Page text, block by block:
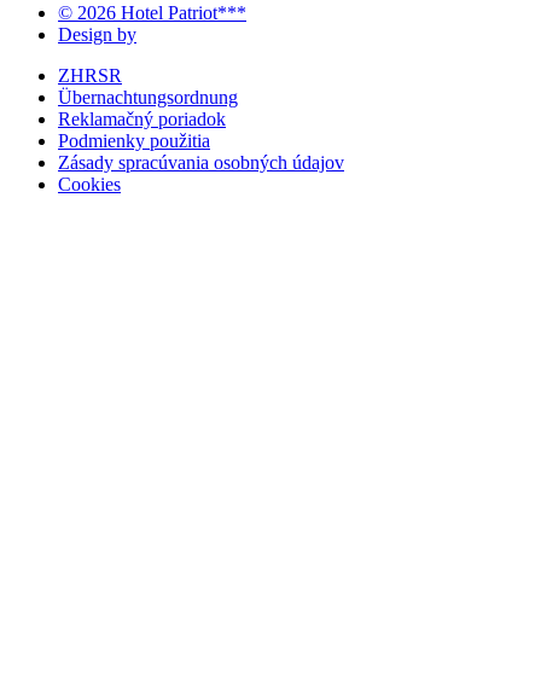
© 2026 Hotel Patriot***
Design by
ZHRSR
Übernachtungsordnung
Reklamačný poriadok
Podmienky použitia
Zásady spracúvania osobných údajov
Cookies